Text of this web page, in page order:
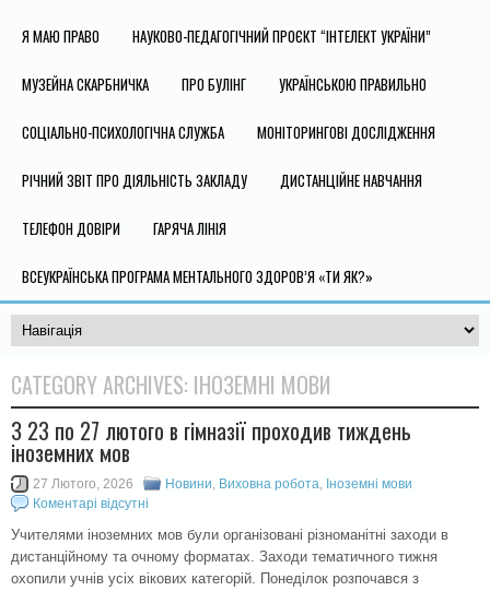
Я МАЮ ПРАВО НАУКОВО-ПЕДАГОГІЧНИЙ ПРОЄКТ “ІНТЕЛЕКТ УКРАЇНИ”
МУЗЕЙНА СКАРБНИЧКА ПРО БУЛІНГ УКРАЇНСЬКОЮ ПРАВИЛЬНО
СОЦІАЛЬНО-ПСИХОЛОГІЧНА СЛУЖБА МОНІТОРИНГОВІ ДОСЛІДЖЕННЯ
РІЧНИЙ ЗВІТ ПРО ДІЯЛЬНІСТЬ ЗАКЛАДУ ДИСТАНЦІЙНЕ НАВЧАННЯ
ТЕЛЕФОН ДОВІРИ ГАРЯЧА ЛІНІЯ
ВСЕУКРАЇНСЬКА ПРОГРАМА МЕНТАЛЬНОГО ЗДОРОВ’Я «ТИ ЯК?»
CATEGORY ARCHIVES: ІНОЗЕМНІ МОВИ
З 23 по 27 лютого в гімназії проходив тиждень
іноземних мов
27 Лютого, 2026 Новини, Виховна робота, Іноземні мови
Коментарі відсутні
Учителями іноземних мов були організовані різноманітні заходи в
дистанційному та очному форматах. Заходи тематичного тижня
охопили учнів усіх вікових категорій. Понеділок розпочався з